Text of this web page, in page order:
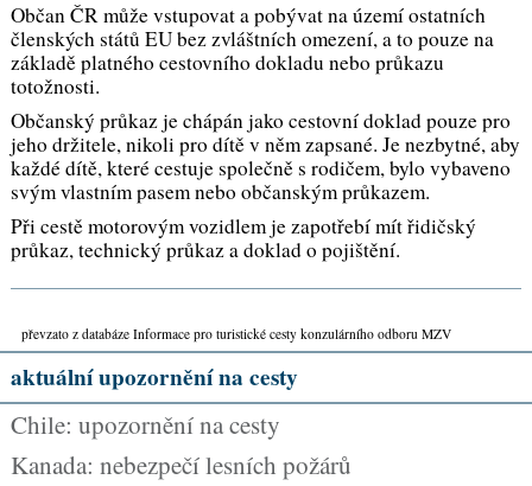
Občan ČR může vstupovat a pobývat na území ostatních
členských států EU bez zvláštních omezení, a to pouze na
základě platného cestovního dokladu nebo průkazu
totožnosti.
Občanský průkaz je chápán jako cestovní doklad pouze pro
jeho držitele, nikoli pro dítě v něm zapsané. Je nezbytné, aby
každé dítě, které cestuje společně s rodičem, bylo vybaveno
svým vlastním pasem nebo občanským průkazem.
Při cestě motorovým vozidlem je zapotřebí mít řidičský
průkaz, technický průkaz a doklad o pojištění.
převzato z databáze Informace pro turistické cesty konzulárního odboru MZV
aktuální upozornění na cesty
Chile: upozornění na cesty
Kanada: nebezpečí lesních požárů